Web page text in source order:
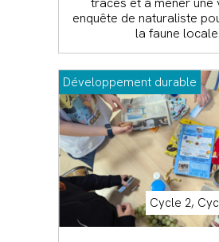
enquête de naturaliste
la faune locale.
Développement durable
Cycle 2,